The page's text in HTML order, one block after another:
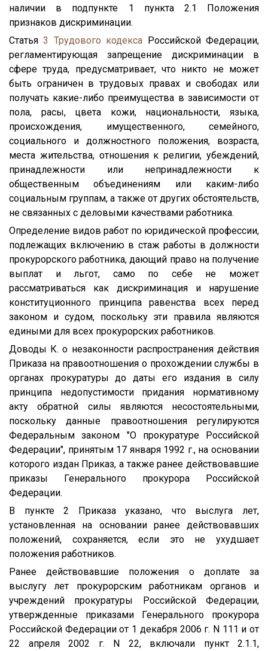
наличии в подпункте 1 пункта 2.1 Положения
признаков дискриминации.
Статья3 Трудового кодекса Российской Федерации,
регламентирующая запрещение дискриминации в
сфере труда, предусматривает, что никто не может
быть ограничен в трудовых правах и свободах или
получать какие-либо преимущества в зависимости от
пола, расы, цвета кожи, национальности, языка,
происхождения, имущественного, семейного,
социального и должностного положения, возраста,
места жительства, отношения к религии, убеждений,
принадлежности или непринадлежности к
общественным объединениям или каким-либо
социальным группам, а также от других обстоятельств,
не связанных с деловыми качествами работника.
Определение видов работ по юридической профессии,
подлежащих включению в стаж работы в должности
прокурорского работника, дающий право на получение
выплат и льгот, само по себе не может
рассматриваться как дискриминация и нарушение
конституционного принципа равенства всех перед
законом и судом, поскольку эти правила являются
едиными для всех прокурорских работников.
Доводы К. о незаконности распространения действия
Приказа на правоотношения о прохождении службы в
органах прокуратуры до даты его издания в силу
принципа недопустимости придания нормативному
акту обратной силы являются несостоятельными,
поскольку данные правоотношения регулируются
Федеральным законом "О прокуратуре Российской
Федерации", принятым 17 января 1992 г., на основании
которого издан Приказ, а также ранее действовавшие
приказы Генерального прокурора Российской
Федерации.
В пункте 2 Приказа указано, что выслуга лет,
установленная на основании ранее действовавших
положений, сохраняется, если это не ухудшает
положения работников.
Ранее действовавшие положения о доплате за
выслугу лет прокурорским работникам органов и
учреждений прокуратуры Российской Федерации,
утвержденные приказами Генерального прокурора
Российской Федерации от 1 декабря 2006 г. N 111 и от
22 апреля 2002 г. N 22, включали пункт 2.1.1,